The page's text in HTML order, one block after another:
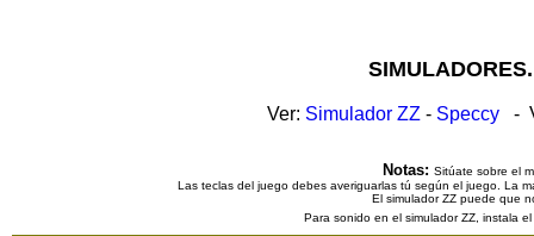
Ver: Simulador ZZ - Speccy -
Notas: Sitúate sobre el
Las teclas del juego debes averiguarlas tú según el juego. La
El simulador ZZ puede que
Para sonido en el simulador ZZ, instala